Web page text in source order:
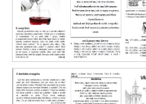
Václav 3. 2016